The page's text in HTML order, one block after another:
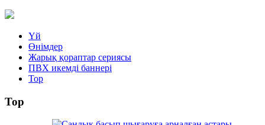
Үй
Өнімдер
Жарық қораптар сериясы
ПВХ икемді баннері
Тор
Тор